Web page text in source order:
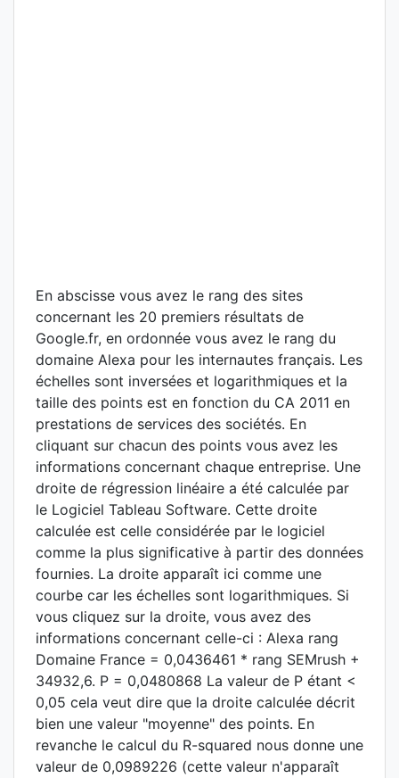
En abscisse vous avez le rang des sites
concernant les 20 premiers résultats de
Google.fr, en ordonnée vous avez le rang du
domaine Alexa pour les internautes français. Les
échelles sont inversées et logarithmiques et la
taille des points est en fonction du CA 2011 en
prestations de services des sociétés. En
cliquant sur chacun des points vous avez les
informations concernant chaque entreprise. Une
droite de régression linéaire a été calculée par
le Logiciel Tableau Software. Cette droite
calculée est celle considérée par le logiciel
comme la plus significative à partir des données
fournies. La droite apparaît ici comme une
courbe car les échelles sont logarithmiques. Si
vous cliquez sur la droite, vous avez des
informations concernant celle-ci : Alexa rang
Domaine France = 0,0436461 * rang SEMrush +
34932,6. P = 0,0480868 La valeur de P étant <
0,05 cela veut dire que la droite calculée décrit
bien une valeur "moyenne" des points. En
revanche le calcul du R-squared nous donne une
valeur de 0,0989226 (cette valeur n'apparaît